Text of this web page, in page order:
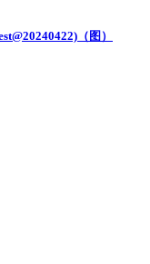
（图）